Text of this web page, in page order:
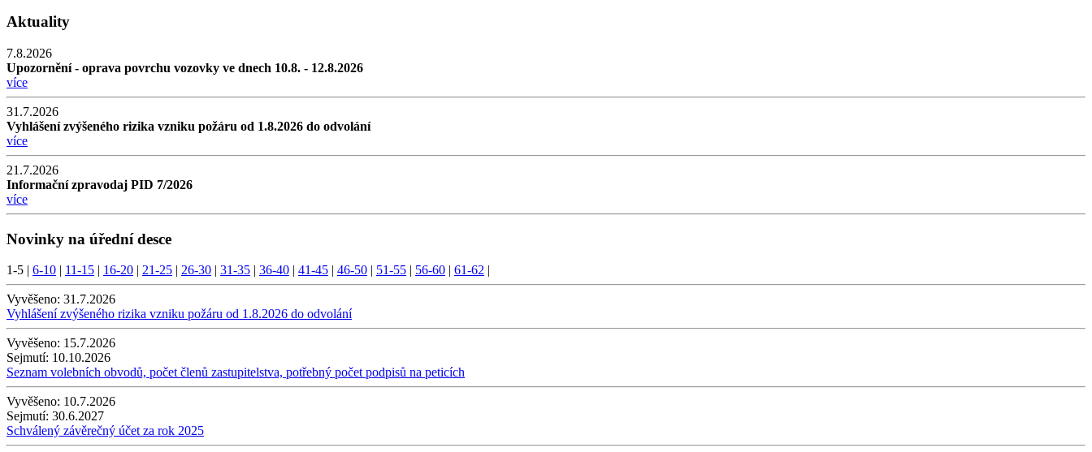
Aktuality
7.8.2026
Upozornění - oprava povrchu vozovky ve dnech 10.8. - 12.8.2026
více
31.7.2026
Vyhlášení zvýšeného rizika vzniku požáru od 1.8.2026 do odvolání
více
21.7.2026
Informační zpravodaj PID 7/2026
více
Novinky na úřední desce
1-5 6-10 11-15 16-20 21-25 26-30 31-35 36-40 41-45 46-50 51-55 56-60 61-62
Vyvěšeno: 31.7.2026
Vyhlášení zvýšeného rizika vzniku požáru od 1.8.2026 do odvolání
Vyvěšeno: 15.7.2026
Sejmutí: 10.10.2026
Seznam volebních obvodů, počet členů zastupitelstva, potřebný počet podpisů na peticích
Vyvěšeno: 10.7.2026
Sejmutí: 30.6.2027
Schválený závěrečný účet za rok 2025